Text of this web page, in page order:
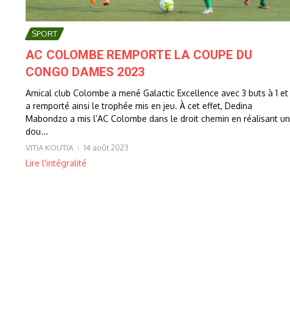
SPORT
AC COLOMBE REMPORTE LA COUPE DU
CONGO DAMES 2023
Amical club Colombe a mené Galactic Excellence avec 3 buts à 1 et
a remporté ainsi le trophée mis en jeu. À cet effet, Dedina
Mabondzo a mis l’AC Colombe dans le droit chemin en réalisant un
dou...
VITIA KOUTIA 14 août 2023
Lire l'intégralité